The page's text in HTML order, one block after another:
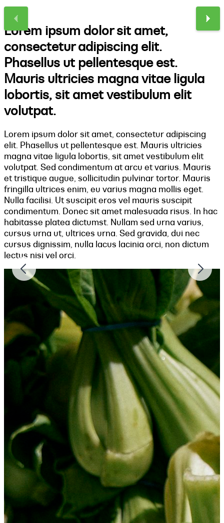
Lorem ipsum dolor sit amet,
consectetur adipiscing elit.
Phasellus ut pellentesque est.
Mauris ultricies magna vitae ligula
lobortis, sit amet vestibulum elit
volutpat.
Lorem ipsum dolor sit amet, consectetur adipiscing
elit. Phasellus ut pellentesque est. Mauris ultricies
magna vitae ligula lobortis, sit amet vestibulum elit
volutpat. Sed condimentum at arcu et varius. Mauris
et tristique augue, sollicitudin pulvinar tortor. Mauris
fringilla ultrices enim, eu varius magna mollis eget.
Nulla facilisi. Ut suscipit eros vel mauris suscipit
condimentum. Donec sit amet malesuada risus. In hac
habitasse platea dictumst. Nullam sed urna varius,
cursus urna ut, ultrices urna. Sed gravida, dui nec
cursus dignissim, nulla lacus lacinia orci, non dictum
lectus nisi vel orci.